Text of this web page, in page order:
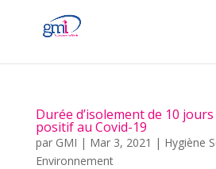
Durée d’isolement de 10
positif au Covid-19
par GMI | Mar 3, 2021 | Hygiène
Environnement